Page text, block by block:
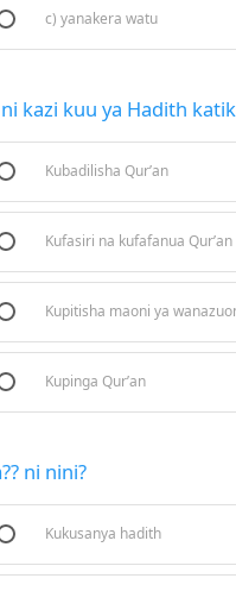
c) yanakera watu
kazi kuu ya Hadith
Kubadilisha Qur’an
Kufasiri na kufafanua Qur’an
Kupitisha maoni ya
Kupinga Qur’an
ni nini?
Kukusanya hadith